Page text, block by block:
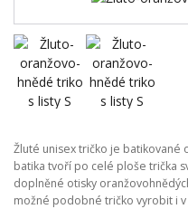
Žluté unisex tričko je batikované
batika tvoří po celé ploše trička
doplněné otisky
možné podobné tričko vyrobit i